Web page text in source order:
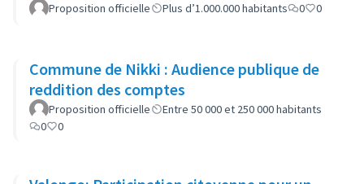
Proposition officielle Plus d’1.000.000 habitants 0 0
Commune de Nikki : Audience publique de
reddition des comptes
Proposition officielle
Entre 50 000 et 250 000 habitants
0
0